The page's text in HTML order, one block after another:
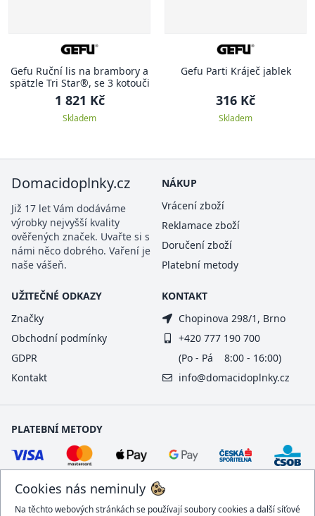
Gefu Ruční lis na brambory a
spätzle Tri Star®, se 3 kotouči
1 821 Kč
Skladem
Gefu Parti Kráječ jablek
316 Kč
Skladem
Cookies nás neminuly
Na těchto webových stránkách se používají soubory cookies a další síťové
Domacidoplnky.cz
Již 17 let Vám dodáváme
výrobky nejvyšší kvality
ověřených značek. Uvařte si s
námi něco dobrého. Vaření je
naše vášeň.
NÁKUP
Vrácení zboží
Reklamace zboží
Doručení zboží
Platební metody
UŽITEČNÉ ODKAZY
Značky
Obchodní podmínky
GDPR
Kontakt
KONTAKT
Chopinova 298/1, Brno
+420 777 190 700
(Po - Pá 8:00 - 16:00)
info@domacidoplnky.cz
PLATEBNÍ METODY